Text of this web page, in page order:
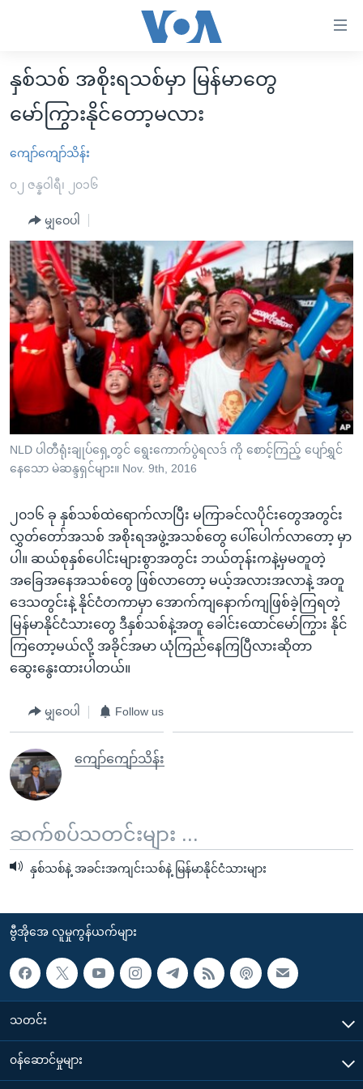
လွယ်ကူ
စေ
Link
များ
သို့
ကျော်
ကြည့်
ရန်
ပင်မ
အ
ညွန်း
စာမျက်နှာ
သို့
ကျော်
ကြည့်
ရှာဖွေ
ရန်
နေရာ
သို့
ကျော်
ရန်
မူလစာမျက်နှာ
မြန်မာ
ကမ္ဘာ့သတင်းများ
တရုတ်
အစ္စရေး-ပါလက်စတိုင်း
ရပ်ဝန်းတခု လမ်းတခု အလွန်
အင်္ဂလိပ်စာလေ့လာမယ်
အမေရိကန်သုံးအီဒီယံ
မကြေးမုံရဲ့ အင်္ဂလိပ်စာ
ရုပ်ရှင်ထဲက အင်္ဂလိပ်စာ
သုတပဒေသာ အင်္ဂလိပ်စာ
အပတ်စဉ်ကဏ္ဍများ
ရေဒီယို
တီဗွီ
ရေဒီယိုနှင့်ရုပ်သံ အချက်အလက်များ
ရေဒီယို/တီဗွီအစီအစဉ်
Learning English
ဗွီအိုအေ လူမှုကွန်ယက်များ
ဘာသာစကားများ
နှစ်သစ် အစိုးရသစ်မှာ မြန်မာတွေ
မော်ကြွားနိုင်တော့မလား
ကျော်ကျော်သိန်း
၀၂ ဇန္နဝါရီ၊ ၂၀၁၆
မျှဝေပါ
NLD ပါတီရုံးချုပ်ရှေ့တွင် ရွေးကောက်ပွဲရလဒ် ကို စောင့်ကြည့် ပျော်ရွှင်
နေသော မဲဆန္ဒရှင်များ။ Nov. 9th, 2016
၂၀၁၆ ခု နှစ်သစ်ထဲရောက်လာပြီး မကြာခင်လပိုင်းတွေအတွင်း
လွှတ်တော်အသစ် အစိုးရအဖွဲ့အသစ်တွေ ပေါ်ပေါက်လာတော့ မှာ
ပါ။ ဆယ်စုနှစ်ပေါင်းများစွာအတွင်း ဘယ်တုန်းကနဲ့မှမတူတဲ့
အခြေအနေအသစ်တွေ ဖြစ်လာတော့ မယ့်အလားအလာနဲ့ အတူ
ဒေသတွင်းနဲ့ နိုင်ငံတကာမှာ အောက်ကျနောက်ကျဖြစ်ခဲ့ကြရတဲ့
မြန်မာနိုင်ငံသားတွေ ဒီနှစ်သစ်နဲ့အတူ ခေါင်းထောင်မော်ကြွား နိုင်
ကြတော့မယ်လို့ အခိုင်အမာ ယုံကြည်နေကြပြီလားဆိုတာ
ဆွေးနွေးထားပါတယ်။
မျှဝေပါ Follow us
ကျော်ကျော်သိန်း
ဆက်စပ်သတင်းများ ...
နှစ်သစ်နဲ့ အခင်းအကျင်းသစ်နဲ့ မြန်မာနိုင်ငံသားများ
ဗွီအိုအေ လူမှုကွန်ယက်များ
သတင်း
၀န်ဆောင်မှုများ